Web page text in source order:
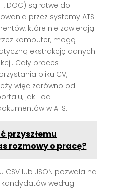
DOC) są łatwe do
przez systemy ATS.
które nie zawierają
komputer, mogą
ekstrakcję danych
Cały proces
pliku CV,
więc zarówno od
jak i od
w ATS.
przyszłemu
rozmowy o pracę?
lub JSON pozwala na
według